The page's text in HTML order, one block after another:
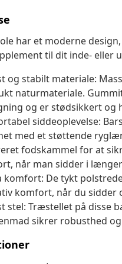
har et moderne
til dit inde- eller
og stabilt materiale:
naturmateriale.
og er stødsikkert og
siddeoplevelse:
med et støttende
fodskammel for at
når man sidder i
komfort: De tykt
komfort, når du sidder
stel: Træstellet på disse
sikrer robusthed